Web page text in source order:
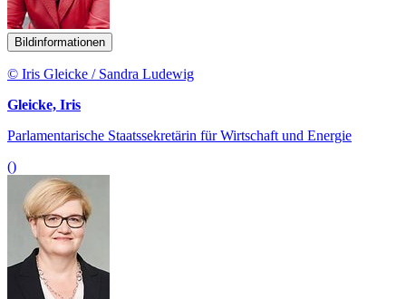
Bildinformationen
© Iris Gleicke / Sandra Ludewig
Gleicke, Iris
Parlamentarische Staatssekretärin für Wirtschaft und Energie
()